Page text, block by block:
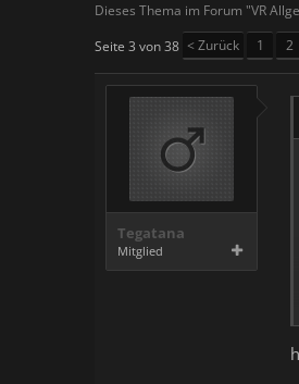
Dieses Thema im Forum "VR
Seite 3 von 38 < Zurück 1 2
Tegatana
Mitglied